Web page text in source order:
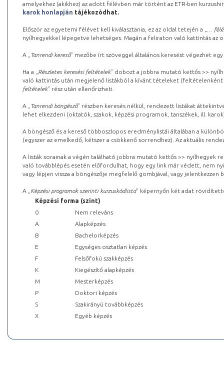
amelyekhez (akikhez) az adott félévben már történt az ETR-ben
karok honlapján tájékozódhat.
Először az egyetemi félévet kell kiválasztania, ez az oldal tetején a „
…
nyílhegyekkel lépegetve lehetséges. Magán a feliraton való kattintás az
A „ Tanrendi kereső” mezőbe írt szöveggel általános keresést végezhet
Ha a „ Részletes keresési feltételek” dobozt a jobbra mutató kettős >>
való kattintás után megjelenő listákból a kívánt tételeket (feltételenként
feltételek” rész után ellenőrizheti.
A „ Tanrendi böngésző” részben keresés nélkül, rendezett listákat
lehet elkezdeni (oktatók, szakok, képzési programok, tanszékek, ill.
A böngésző és a kereső többoszlopos eredménylistái általában a
(egyszer az emelkedő, kétszer a csökkenő sorrendhez). Az aktuális
A listák sorainak a végén található jobbra mutató kettős >> nyílhegyek
való továbblépés esetén előfordulhat, hogy egy link már védett, nem
vagy lépjen vissza a böngészője megfelelő gombjával, vagy
A „ Képzési programok szerinti kurzuskódlista” képernyőn két adat
Képzési forma (szint)
0
Nem releváns
A
Alapképzés
B
Bachelorképzés
E
Egységes osztatlan képzés
F
Felsőfokú szakképzés
K
Kiegészítő alapképzés
M
Mesterképzés
P
Doktori képzés
S
Szakirányú továbbképzés
X
Egyéb képzés